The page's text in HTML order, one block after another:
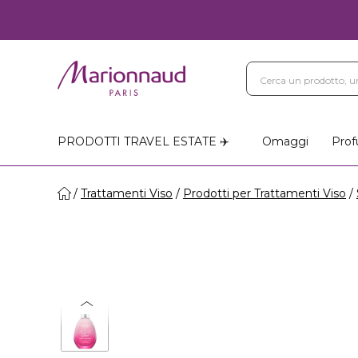
PRODOTTI TRAVEL ESTATE ✈️ Omaggi
Trattamenti Viso Prodotti per Trattamenti Viso